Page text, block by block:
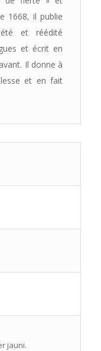
1668, il publie
et réédité
et écrit en
Il donne à
et en fait
jauni.